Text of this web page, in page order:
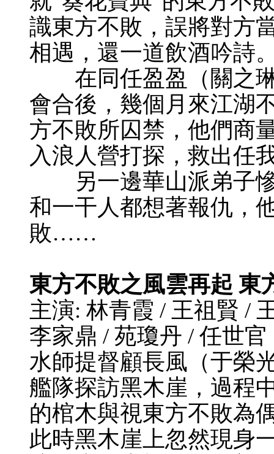
識東方不敗，誤將對方
相遇，還一道飲酒吟詩
在同任盈盈（關之琳
會合後，幾個月來江湖
方不敗所囚禁，他們商
入浪人營打探，救出任
另一邊華山派弟子慘
和一干人都想著報仇，
敗……
東方不敗之風雲再起 東
主演: 林青霞 / 王祖賢 /
李家鼎 / 苑瓊丹 / 任世官
水師提督顧長風（于榮
艦隊探訪黑木崖，過程
的棺木與視東方不敗為
此時黑木崖上忽然現身